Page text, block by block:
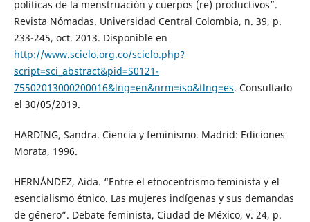
políticas de la menstruación y cuerpos (re) productivos”.
Revista Nómadas. Universidad Central Colombia, n. 39, p.
233-245, oct. 2013. Disponible en
http://www.scielo.org.co/scielo.php?
script=sci_abstract&pid=S0121-
75502013000200016&lng=en&nrm=iso&tlng=es. Consultado
el 30/05/2019.
HARDING, Sandra. Ciencia y feminismo. Madrid: Ediciones
Morata, 1996.
HERNÁNDEZ, Aida. “Entre el etnocentrismo feminista y el
esencialismo étnico. Las mujeres indígenas y sus demandas
de género”. Debate feminista, Ciudad de México, v. 24, p.